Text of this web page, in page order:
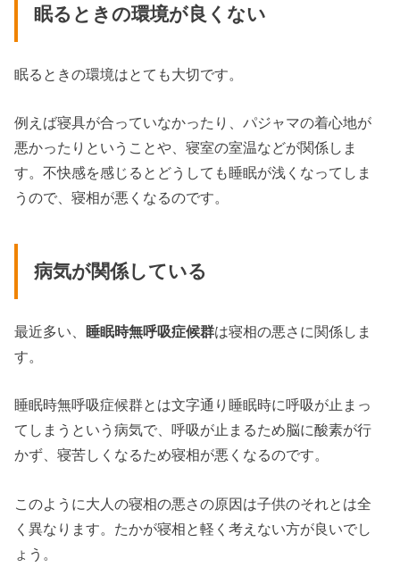
眠るときの環境が良くない
眠るときの環境はとても大切です。
例えば寝具が合っていなかったり、パジャマの着心地が
悪かったりということや、寝室の室温などが関係しま
す。不快感を感じるとどうしても睡眠が浅くなってしま
うので、寝相が悪くなるのです。
病気が関係している
最近多い、 睡眠時無呼吸症候群は寝相の悪さに関係しま
す。
睡眠時無呼吸症候群とは文字通り睡眠時に呼吸が止まっ
てしまうという病気で、呼吸が止まるため脳に酸素が行
かず、寝苦しくなるため寝相が悪くなるのです。
このように大人の寝相の悪さの原因は子供のそれとは全
く異なります。たかが寝相と軽く考えない方が良いでし
ょう。